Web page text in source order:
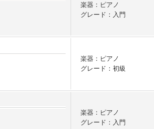
楽器：ピアノ
グレード：入門
楽器：ピアノ
グレード：初級
楽器：ピアノ
グレード：入門